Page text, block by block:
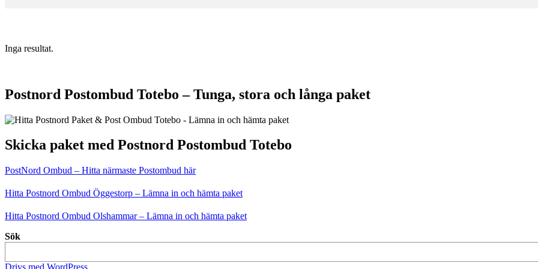
Inga resultat.
Postnord Postombud Totebo – Tunga, stora och långa paket
Skicka paket med Postnord Postombud Totebo
PostNord Ombud – Hitta närmaste Postombud här
Hitta Postnord Ombud Öggestorp – Lämna in och hämta paket
Hitta Postnord Ombud Olshammar – Lämna in och hämta paket
Sök